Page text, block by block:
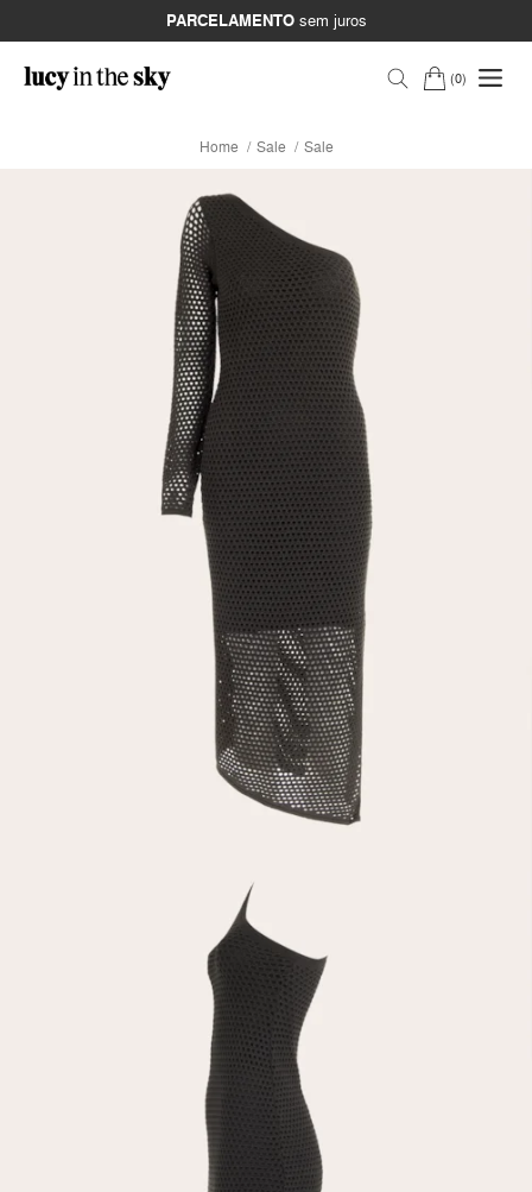
PARCELAMENTOsem juros
0
Home Sale Sale